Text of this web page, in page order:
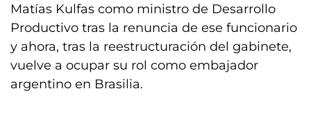
Matías Kulfas como ministro de Desarrollo
Productivo tras la renuncia de ese funcionario
y ahora, tras la reestructuración del gabinete,
vuelve a ocupar su rol como embajador
argentino en Brasilia.